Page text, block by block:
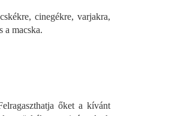
cinegékre, varjakra,
a macska.
őket a kívánt